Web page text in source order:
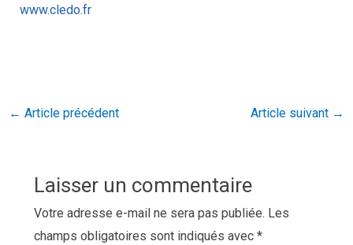
www.cledo.fr
← Article précédent Article suivant →
Laisser un commentaire
Votre adresse e-mail ne sera pas publiée. Les
champs obligatoires sont indiqués avec *